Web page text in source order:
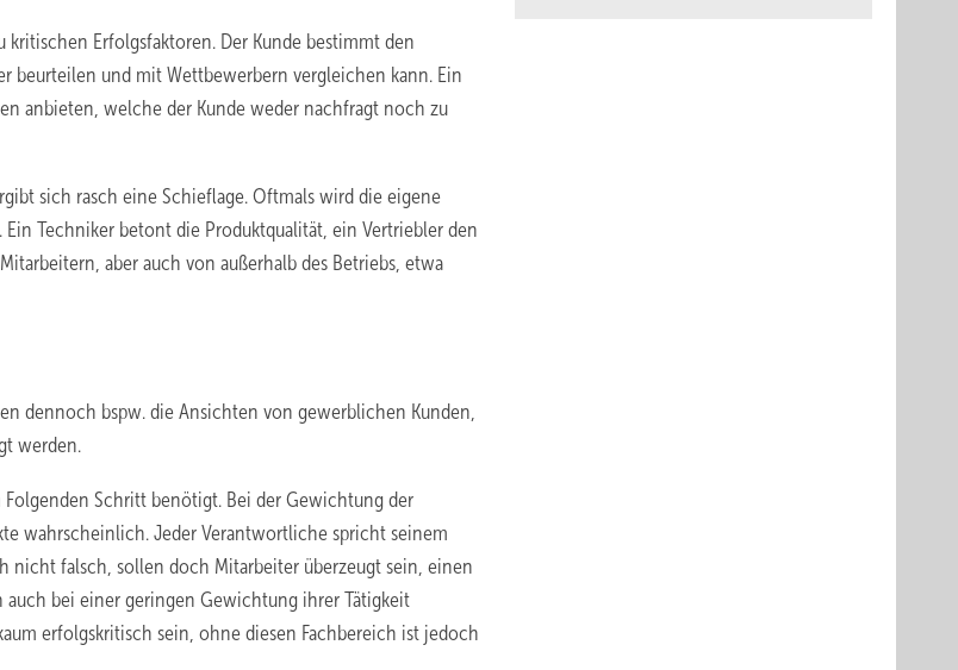
Erfolgsfaktoren. Der Kunde bestimmt den
beurteilen und mit Wettbewerbern vergleichen kann. Ein
anbieten, welche der Kunde weder nachfragt noch zu
sich rasch eine Schieflage. Oftmals wird die eigene
Techniker betont die Produktqualität, ein Vertriebler den
aber auch von außerhalb des Betriebs, etwa
dennoch bspw. die Ansichten von gewerblichen Kunden,
werden.
Schritt benötigt. Bei der Gewichtung der
wahrscheinlich. Jeder Verantwortliche spricht seinem
nicht falsch, sollen doch Mitarbeiter überzeugt sein, einen
bei einer geringen Gewichtung ihrer Tätigkeit
erfolgskritisch sein, ohne diesen Fachbereich ist jedoch